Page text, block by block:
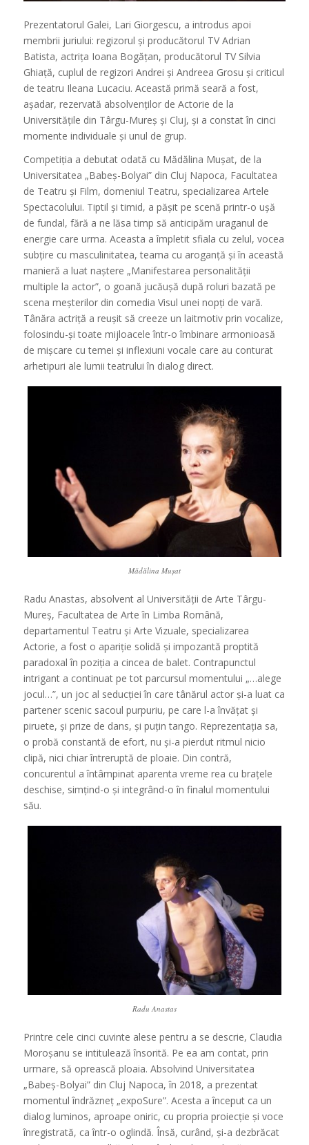
Prezentatorul Galei, Lari Giorgescu, a introdus apoi
membrii juriului: regizorul și producătorul TV Adrian
Batista, actrița Ioana Bogățan, producătorul TV Silvia
Ghiață, cuplul de regizori Andrei și Andreea Grosu și criticul
de teatru Ileana Lucaciu. Această primă seară a fost,
așadar, rezervată absolvenților de Actorie de la
Universitățile din Târgu-Mureș și Cluj, și a constat în cinci
momente individuale și unul de grup.
Competiția a debutat odată cu Mădălina Mușat, de la
Universitatea „Babeș-Bolyai” din Cluj Napoca, Facultatea
de Teatru și Film, domeniul Teatru, specializarea Artele
Spectacolului. Tiptil și timid, a pășit pe scenă printr-o ușă
de fundal, fără a ne lăsa timp să anticipăm uraganul de
energie care urma. Aceasta a împletit sfiala cu zelul, vocea
subțire cu masculinitatea, teama cu aroganță și în această
manieră a luat naștere „Manifestarea personalității
multiple la actor”, o goană jucăușă după roluri bazată pe
scena meșterilor din comedia Visul unei nopți de vară.
Tânăra actriță a reușit să creeze un laitmotiv prin vocalize,
folosindu-și toate mijloacele într-o îmbinare armonioasă
de mișcare cu temei și inflexiuni vocale care au conturat
arhetipuri ale lumii teatrului în dialog direct.
Mădălina Mușat
Radu Anastas, absolvent al Universității de Arte Târgu-
Mureș, Facultatea de Arte în Limba Română,
departamentul Teatru și Arte Vizuale, specializarea
Actorie, a fost o apariție solidă și impozantă proptită
paradoxal în poziția a cincea de balet. Contrapunctul
intrigant a continuat pe tot parcursul momentului „…alege
jocul…”, un joc al seducției în care tânărul actor și-a luat ca
partener scenic sacoul purpuriu, pe care l-a învățat și
piruete, și prize de dans, și puțin tango. Reprezentația sa,
o probă constantă de efort, nu și-a pierdut ritmul nicio
clipă, nici chiar întreruptă de ploaie. Din contră,
concurentul a întâmpinat aparenta vreme rea cu brațele
deschise, simțind-o și integrând-o în finalul momentului
său.
Radu Anastas
Printre cele cinci cuvinte alese pentru a se descrie, Claudia
Moroșanu se intitulează însorită. Pe ea am contat, prin
urmare, să oprească ploaia. Absolvind Universitatea
„Babeș-Bolyai” din Cluj Napoca, în 2018, a prezentat
momentul îndrăzneț „expoSure”. Acesta a început ca un
dialog luminos, aproape oniric, cu propria proiecție și voce
înregistrată, ca într-o oglindă. Însă, curând, și-a dezbrăcat